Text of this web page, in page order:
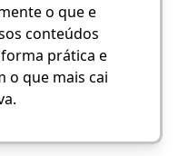
o que e
conteúdos
prática e
o que mais cai